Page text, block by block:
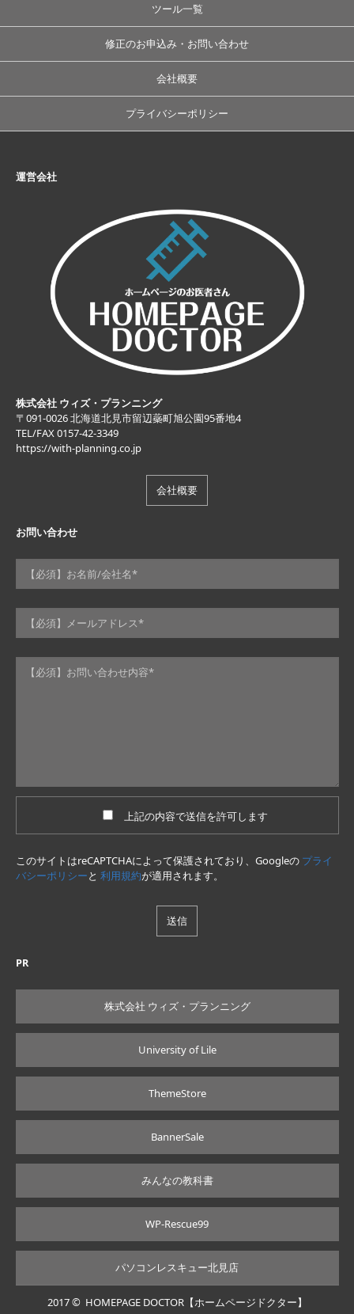
ツール一覧
修正のお申込み・お問い合わせ
会社概要
プライバシーポリシー
運営会社
株式会社 ウィズ・プランニング
〒091-0026 北海道北見市留辺蘂町旭公園95番地4
TEL/FAX 0157-42-3349
https://with-planning.co.jp
会社概要
お問い合わせ
上記の内容で送信を許可します
このサイトはreCAPTCHAによって保護されており、Googleの プライ
バシーポリシーと 利用規約が適用されます。
PR
株式会社 ウィズ・プランニング
University of Lile
ThemeStore
BannerSale
みんなの教科書
WP-Rescue99
パソコンレスキュー北見店
2017 © HOMEPAGE DOCTOR【ホームページドクター】